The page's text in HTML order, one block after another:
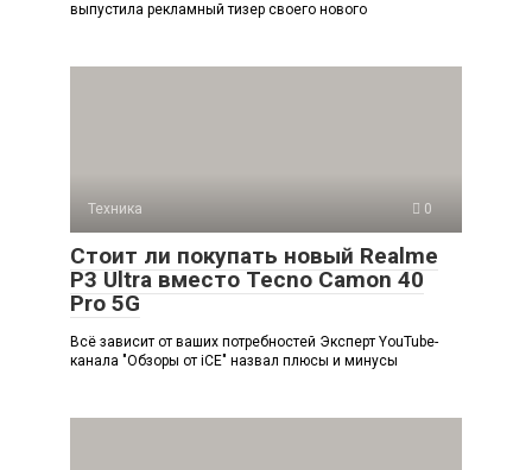
выпустила рекламный тизер своего нового
Техника 0
Стоит ли покупать новый Realme
P3 Ultra вместо Tecno Camon 40
Pro 5G
Всё зависит от ваших потребностей Эксперт YouTube-
канала "Обзоры от iCE" назвал плюсы и минусы